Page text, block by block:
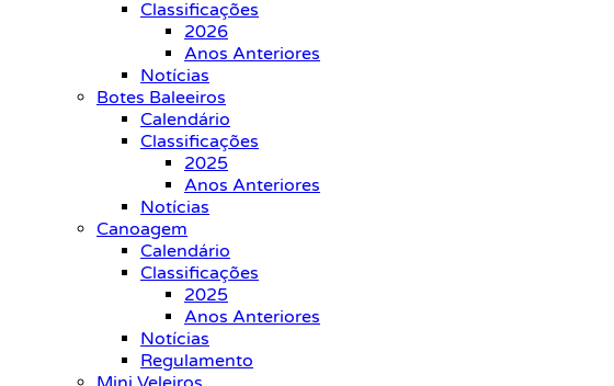
Classificações
2026
Anos Anteriores
Notícias
Botes Baleeiros
Calendário
Classificações
2025
Anos Anteriores
Notícias
Canoagem
Calendário
Classificações
2025
Anos Anteriores
Notícias
Regulamento